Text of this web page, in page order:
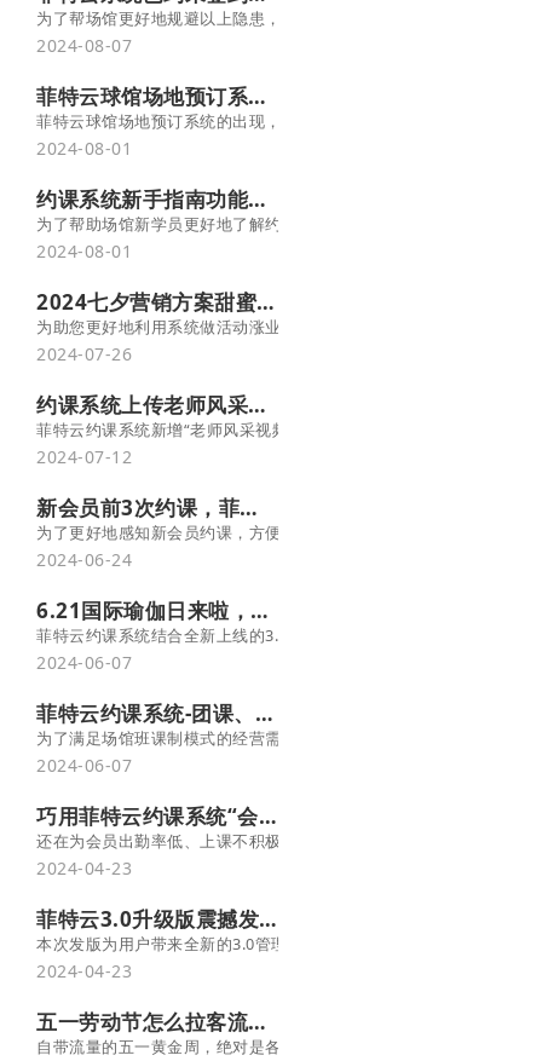
为了帮场馆更好地规避以上隐患，帮助工作人员更快更准确的监管会
2024-08-07
菲特云球馆场地预订系统：让球友告别订场难！
菲特云球馆场地预订系统的出现，为球友们带来了前所未有的便利和
2024-08-01
约课系统新手指南功能，助新学员快速上手约课！-菲特云
为了帮助场馆新学员更好地了解约课流程，降低沟通成本，菲特云约
2024-08-01
2024七夕营销方案甜蜜来袭，运动健身场馆速来领取~菲特云
为助您更好地利用系统做活动涨业绩，菲特云会员管理系统结合客户
2024-07-26
约课系统上传老师风采视频，把师资力量秀出来
菲特云约课系统新增“老师风采视频”功能，场馆可以将老师的精彩视
2024-07-12
新会员前3次约课，菲特云系统智能提醒场馆
为了更好地感知新会员约课，方便门店重点接待与服务，菲特云约课
2024-06-24
6.21国际瑜伽日来啦，场馆专属营销方案奉上！ -菲特云
菲特云约课系统结合全新上线的3.0营销系统，为瑜伽馆量身定制了
2024-06-07
菲特云约课系统-团课、精品课支持班级啦！
为了满足场馆班课制模式的经营需求，菲特云研发部不遗余力为大
2024-06-07
巧用菲特云约课系统“会员上课排行榜”功能，耗课耗卡不愁啦
还在为会员出勤率低、上课不积极而发愁吗？春季运动健身旺季，如
2024-04-23
菲特云3.0升级版震撼发布！超强功能等你来探索
本次发版为用户带来全新的3.0管理端和小程序产品，聚焦场馆经营
2024-04-23
五一劳动节怎么拉客流、涨业绩？爆款营销方案请收好！ -菲特云
自带流量的五一黄金周，绝对是各行各业商家抢夺市场的关键，那